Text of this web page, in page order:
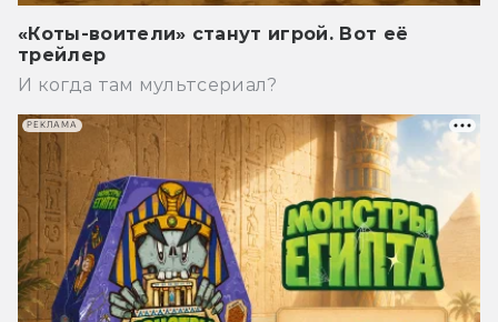
«Коты-воители» станут игрой. Вот её
трейлер
И когда там мультсериал?
РЕКЛАМА